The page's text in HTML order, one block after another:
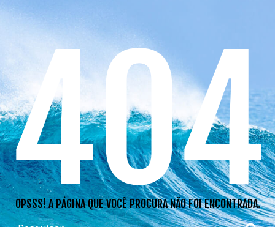
404
OPSSS! A PÁGINA QUE VOCÊ PROCURA NÃO FOI ENCONTRADA.